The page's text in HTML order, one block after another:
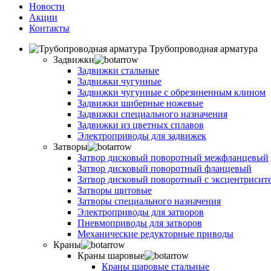
Новости
Акции
Контакты
Трубопроводная арматура
Задвижки
Задвижки стальные
Задвижки чугунные
Задвижки чугунные с обрезиненным клином
Задвижки шиберные ножевые
Задвижки специального назначения
Задвижки из цветных сплавов
Электроприводы для задвижек
Затворы
Затвор дисковый поворотный межфланцевый
Затвор дисковый поворотный фланцевый
Затвор дисковый поворотный с
Затворы щитовые
Затворы специального назначения
Электроприводы для затворов
Пневмоприводы для затворов
Механические редукторные приводы
Краны
Краны шаровые
Краны шаровые стальные